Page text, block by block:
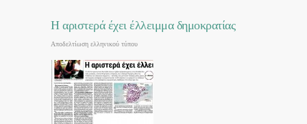
Η αριστερά έχει έλλειμμα δημοκρατίας
Αποδελτίωση ελληνικού τύπου